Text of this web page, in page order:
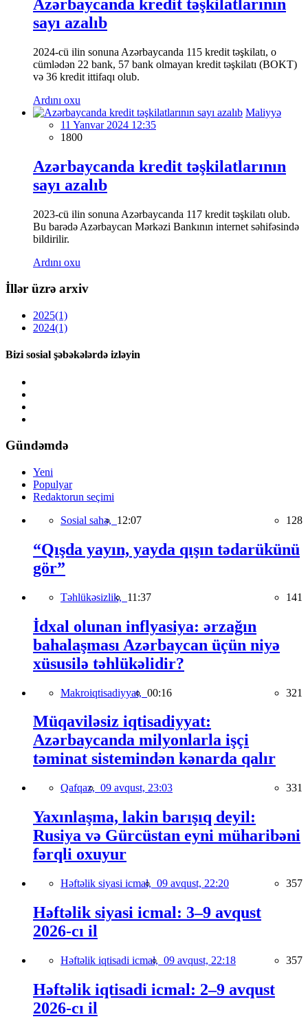
Azərbaycanda kredit təşkilatlarının
sayı azalıb
2024-cü ilin sonuna Azərbaycanda 115 kredit təşkilatı, o
cümlədən 22 bank, 57 bank olmayan kredit təşkilatı (BOKT)
və 36 kredit ittifaqı olub.
Ardını oxu
Maliyyə
11 Yanvar 2024 12:35
1800
Azərbaycanda kredit təşkilatlarının
sayı azalıb
2023-cü ilin sonuna Azərbaycanda 117 kredit təşkilatı olub.
Bu barədə Azərbaycan Mərkəzi Bankının internet səhifəsində
bildirilir.
Ardını oxu
İllər üzrə arxiv
2025(1)
2024(1)
Bizi sosial şəbəkələrdə izləyin
Gündəmdə
Yeni
Populyar
Redaktorun seçimi
Sosial sahə, 12:07 128
“Qışda yayın, yayda qışın tədarükünü
gör”
Təhlükəsizlik, 11:37 141
İdxal olunan inflyasiya: ərzağın
bahalaşması Azərbaycan üçün niyə
xüsusilə təhlükəlidir?
Makroiqtisadiyyat, 00:16 321
Müqaviləsiz iqtisadiyyat:
Azərbaycanda milyonlarla işçi
təminat sistemindən kənarda qalır
Qafqaz, 09 avqust, 23:03 331
Yaxınlaşma, lakin barışıq deyil:
Rusiya və Gürcüstan eyni müharibəni
fərqli oxuyur
Həftəlik siyasi icmal, 09 avqust, 22:20 357
Həftəlik siyasi icmal: 3–9 avqust
2026-cı il
Həftəlik iqtisadi icmal, 09 avqust, 22:18 357
Həftəlik iqtisadi icmal: 2–9 avqust
2026-cı il